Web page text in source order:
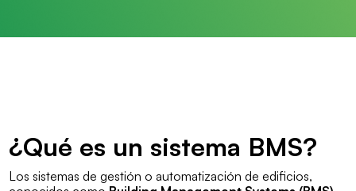
¿Qué es un sistema BMS?
Los sistemas de gestión o automatización de edificios,